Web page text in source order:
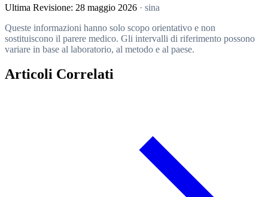
Ultima Revisione: 28 maggio 2026 · sina
Queste informazioni hanno solo scopo orientativo e non
sostituiscono il parere medico. Gli intervalli di riferimento possono
variare in base al laboratorio, al metodo e al paese.
Articoli Correlati